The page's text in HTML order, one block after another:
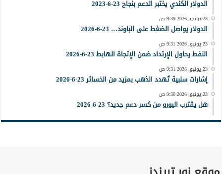
الدولار الكندي يختبر الدعم بنجاح 23-6-2023
23 يونيو, 2026 9:39 ص
الدولار يواصل الضغط على الباوند… 23-6-2026
23 يونيو, 2026 9:31 ص
النفط يحاول الإرتداد ضمن الإتجاة الهابط 23-6-2026
23 يونيو, 2026 9:31 ص
إشارات سلبية تُهدد الذهب بمزيد من الخسائر 23-6-2026
23 يونيو, 2026 9:30 ص
هل يقترب اليورو من كسر دعم جديد؟ 23-6-2026